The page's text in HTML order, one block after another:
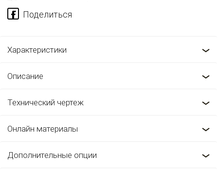
Характеристики
Описание
Технический чертеж
Онлайн материалы
Дополнительные опции